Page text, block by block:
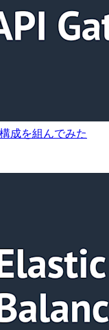
成を組んでみた